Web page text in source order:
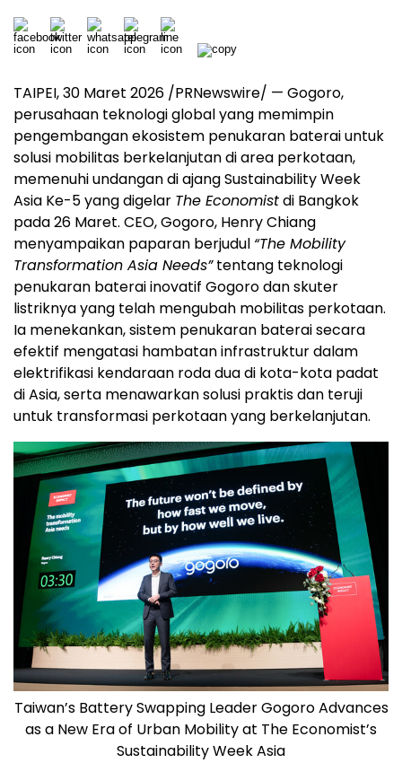
TAIPEI, 30 Maret 2026 /PRNewswire/ — Gogoro,
perusahaan teknologi global yang memimpin
pengembangan ekosistem penukaran baterai untuk
solusi mobilitas berkelanjutan di area perkotaan,
memenuhi undangan di ajang Sustainability Week
Asia Ke-5 yang digelar The Economistdi Bangkok
pada 26 Maret. CEO, Gogoro, Henry Chiang
menyampaikan paparan berjudul “The Mobility
Transformation Asia Needs”tentang teknologi
penukaran baterai inovatif Gogoro dan skuter
listriknya yang telah mengubah mobilitas perkotaan.
Ia menekankan, sistem penukaran baterai secara
efektif mengatasi hambatan infrastruktur dalam
elektrifikasi kendaraan roda dua di kota-kota padat
di Asia, serta menawarkan solusi praktis dan teruji
untuk transformasi perkotaan yang berkelanjutan.
Taiwan’s Battery Swapping Leader Gogoro Advances
as a New Era of Urban Mobility at The Economist’s
Sustainability Week Asia